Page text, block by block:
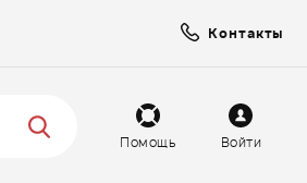
Контакты
Помощь Войти